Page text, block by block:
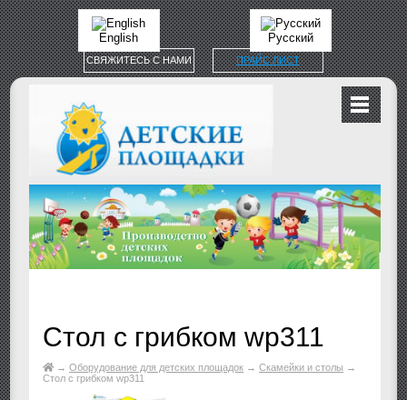
СВЯЖИТЕСЬ С НАМИ ПРАЙС ЛИСТ
English Русский
Стол с грибком wp311
→ Оборудование для детских площадок → Скамейки и столы →
Стол с грибком wp311